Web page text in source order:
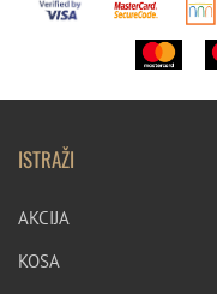
ISTRAŽI
AKCIJA
KOSA